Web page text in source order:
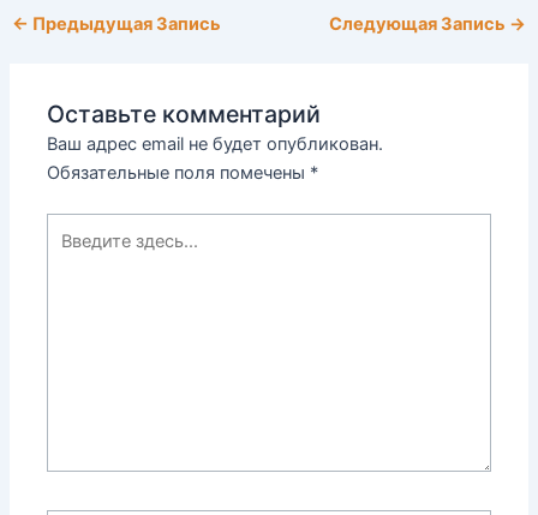
← Предыдущая Запись Следующая Запись →
Оставьте комментарий
Ваш адрес email не будет опубликован.
Обязательные поля помечены *
здесь...